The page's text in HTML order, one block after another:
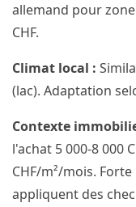
allemand pour
CHF.
Climat local :
(lac). Adaptation
Contexte
l'achat 5 000-8 000
CHF/m²/mois.
appliquent des